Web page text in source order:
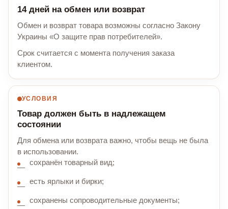
14 дней на обмен или возврат
Обмен и возврат товара возможны согласно Закону
Украины «О защите прав потребителей».
Срок считается с момента получения заказа
клиентом.
УСЛОВИЯ
Товар должен быть в надлежащем
состоянии
Для обмена или возврата важно, чтобы вещь не была
в использовании.
сохранён товарный вид;
есть ярлыки и бирки;
сохранены сопроводительные документы;